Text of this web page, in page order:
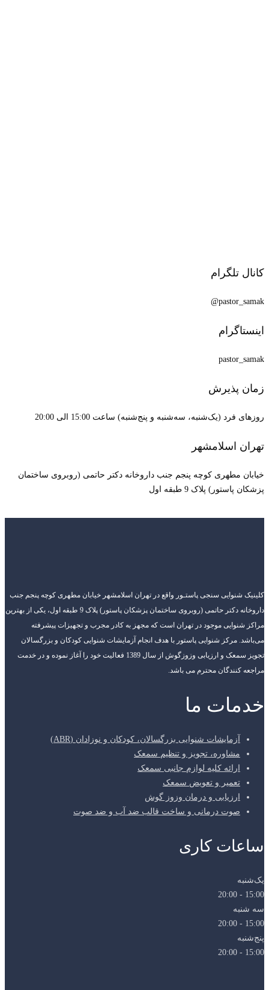
کانال تلگرام
pastor_samak@
اینستاگرام
pastor_samak
زمان پذیرش
روزهای فرد (یک‌شنبه، سه‌شنبه و پنج‌شنبه) ساعت 15:00 الی 20:00
تهران اسلامشهر
خیابان مطهری کوچه پنجم جنب داروخانه دکتر حاتمی (روبروی ساختمان
پزشکان پاستور) پلاک 9 طبقه اول
کلینیک شنوایی سنجی پاستـور واقع در تهران اسلامشهر خیابان مطهری کوچه پنجم جنب
داروخانه دکتر حاتمی (روبروی ساختمان پزشکان پاستور) پلاک 9 طبقه اول، یکی از بهترین
مراکز شنوایی موجود در تهران است که مجهز به کادر مجرب و تجهیزات پیشرفته
می‌باشد. مرکز شنوایی پاستور با هدف انجام آزمایشات شنوایی کودکان و بزرگسالان
تجویز سمعک و ارزیابی وزوزگوش از سال 1389 فعالیت خود را آغاز نموده و در خدمت
مراجعه کنندگان محترم می باشد.
خدمات ما
آزمایشات شنوایی بزرگسالان، کودکان و نوزادان (ABR)
مشاوره، تجویز و تنظیم سمعک
ارائه کلیه لوازم جانبی سمعک
تعمیر و تعویض سمعک
ارزیابی و درمان وزوز گوش
صوت درمانی و ساخت قالب ضد آب و ضد صوت
ساعات کاری
یک‌شنبه
15:00 - 20:00
سه شنبه
15:00 - 20:00
پنج‌شنبه
15:00 - 20:00